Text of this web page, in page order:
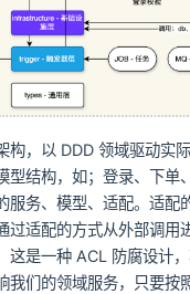
构，以 DDD 领域驱动实
型结构，如；登录、下单
服务、模型、适配。适配
过适配的方式从外部调用
这是一种 ACL 防腐设计
我们的领域服务，只要按